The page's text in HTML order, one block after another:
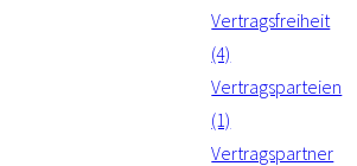
Vertragsfreiheit
(4)
Vertragsparteien
(1)
Vertragspartner